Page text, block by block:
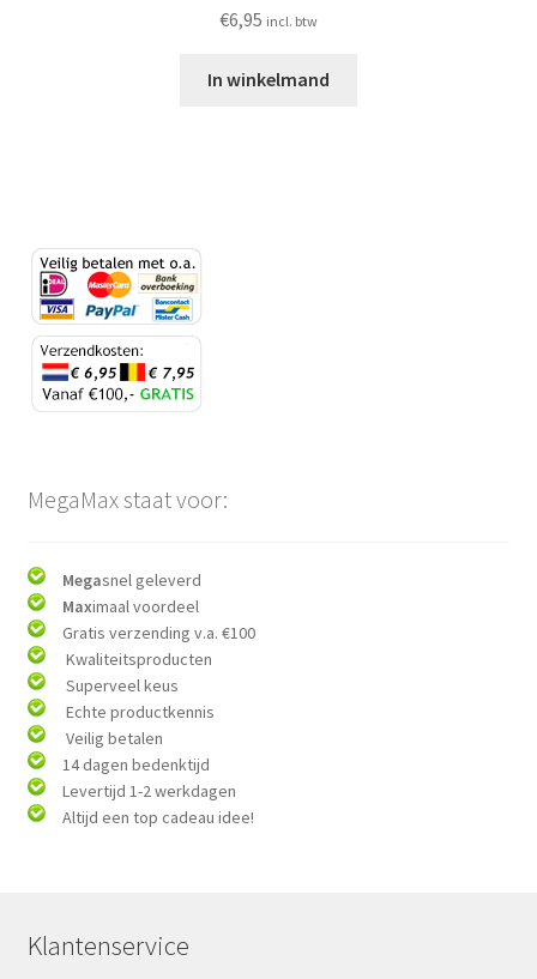
€6,95 incl. btw
In winkelmand
MegaMax staat voor:
Megasnel geleverd
Maximaal voordeel
Gratis verzending v.a. €100
Kwaliteitsproducten
Superveel keus
Echte productkennis
Veilig betalen
14 dagen bedenktijd
Levertijd 1-2 werkdagen
Altijd een top cadeau idee!
Klantenservice